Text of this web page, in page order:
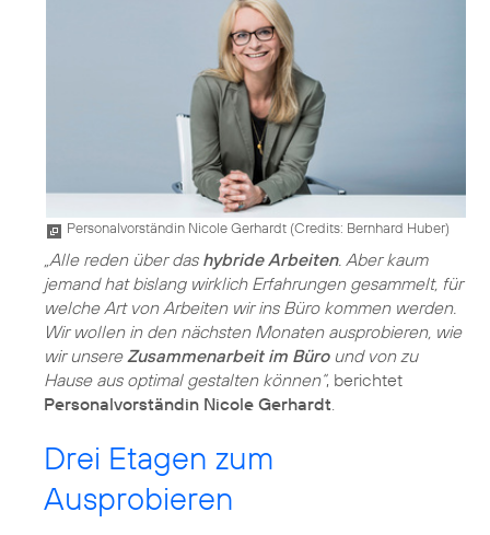
Personalvorständin Nicole Gerhardt (Credits: Bernhard Huber)
„Alle reden über das hybride Arbeiten. Aber kaum
jemand hat bislang wirklich Erfahrungen gesammelt, für
welche Art von Arbeiten wir ins Büro kommen werden.
Wir wollen in den nächsten Monaten ausprobieren, wie
wir unsereZusammenarbeit im Büround von zu
Hause aus optimal gestalten können“, berichtet
Personalvorständin Nicole Gerhardt.
Drei Etagen zum
Ausprobieren